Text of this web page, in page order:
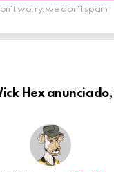
worry, we don't spam
Hex